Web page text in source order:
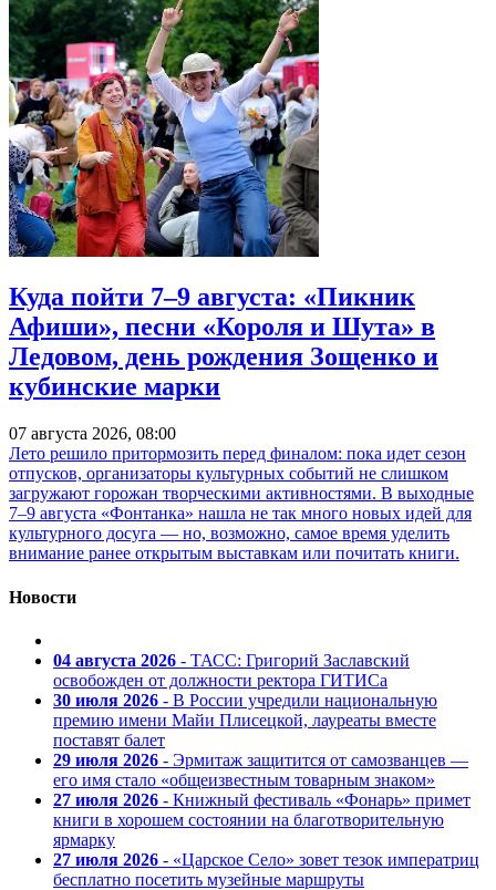
Куда пойти 7–9 августа: «Пикник
Афиши», песни «Короля и Шута» в
Ледовом, день рождения Зощенко и
кубинские марки
07 августа 2026, 08:00
Лето решило притормозить перед финалом: пока идет сезон
отпусков, организаторы культурных событий не слишком
загружают горожан творческими активностями. В выходные
7–9 августа «Фонтанка» нашла не так много новых идей для
культурного досуга — но, возможно, самое время уделить
внимание ранее открытым выставкам или почитать книги.
Новости
04 августа 2026 - ТАСС: Григорий Заславский
освобожден от должности ректора ГИТИСа
30 июля 2026 - В России учредили национальную
премию имени Майи Плисецкой, лауреаты вместе
поставят балет
29 июля 2026 - Эрмитаж защитится от самозванцев —
его имя стало «общеизвестным товарным знаком»
27 июля 2026 - Книжный фестиваль «Фонарь» примет
книги в хорошем состоянии на благотворительную
ярмарку
27 июля 2026 - «Царское Село» зовет тезок императриц
бесплатно посетить музейные маршруты